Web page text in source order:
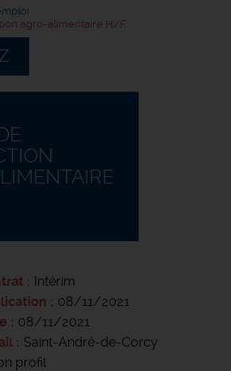
agro-alimentaire H/F
Intérim
08/11/2021
08/11/2021
Saint-André-de-Corcy
profil